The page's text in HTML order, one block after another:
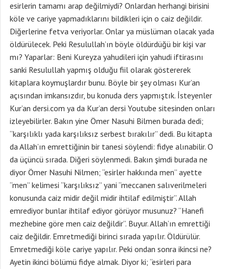
esirlerin tamamı arap değilmiydi? Onlardan herhangi birisini
köle ve cariye yapmadıklarını bildikleri için o caiz değildir.
Diğerlerine fetva veriyorlar. Onlar ya müslüman olacak yada
öldürülecek. Peki Resulullah’ın böyle öldürdüğü bir kişi var
mı? Yaparlar: Beni Kureyza yahudileri için yahudi iftirasını
sanki Resulullah yapmış olduğu fiil olarak göstererek
kitaplara koymuşlardır bunu. Böyle bir şey olması Kur’an
açısından imkansızdır, bu konuda ders yapmıştık. İsteyenler
Kur’an dersi.com ya da Kur’an dersi Youtube sitesinden onları
izleyebilirler. Bakın yine Ömer Nasuhi Bilmen burada dedi;
“karşılıklı yada karşılıksız serbest bırakılır” dedi. Bu kitapta
da Allah’ın emrettiğinin bir tanesi söylendi: fidye alınabilir. O
da üçüncü sırada. Diğeri söylenmedi. Bakın şimdi burada ne
diyor Ömer Nasuhi Nilmen; “esirler hakkında men” ayette
“men” kelimesi “karşılıksız” yani “meccanen salıverilmeleri
konusunda caiz midir değil midir ihtilaf edilmiştir”. Allah
emrediyor bunlar ihtilaf ediyor görüyor musunuz? “Hanefi
mezhebine göre men caiz değildir”. Buyur. Allah’ın emrettiği
caiz değildir. Emretmediği birinci sırada yapılır. Öldürülür.
Emretmediği köle cariye yapılır. Peki ondan sonra ikincsi ne?
Ayetin ikinci bölümü fidye almak. Diyor ki; “esirleri para